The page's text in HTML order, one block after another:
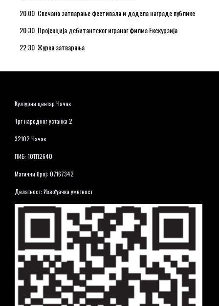
20.00 Свечано затварање фестивала и додела награде публике
20.30 Пројекција дебитантског играног филма Екскурзија
22.30 Журка затварања
Културни центар Чачак
Трг народног устанка 2
32102 Чачак
ПИБ: 101112640
Матични број: 07167342
Делатност: Извођачка уметност